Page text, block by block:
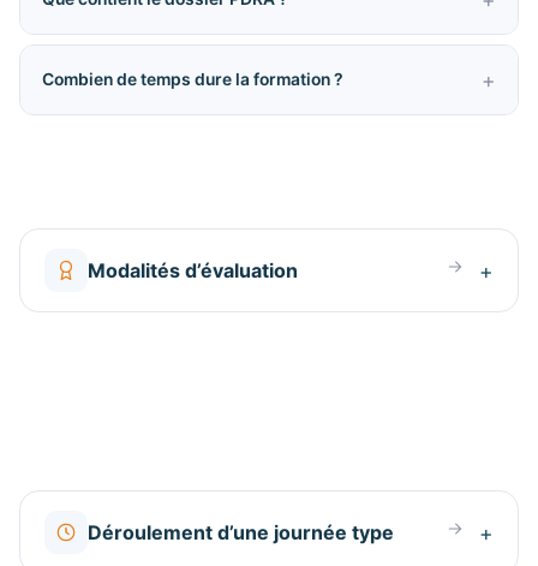
Combien de temps dure la formation ?
Modalités d’évaluation
Déroulement d’une journée type